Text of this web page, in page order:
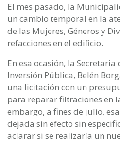
El mes pasado, la
un cambio temporal en la
de las Mujeres, Géneros y
refacciones en el edificio.
En esa ocasión, la Secretaria
Inversión Pública, Belén
una licitación con un
para reparar filtraciones en
embargo, a fines de julio,
dejada sin efecto sin
aclarar si se realizaría un